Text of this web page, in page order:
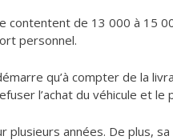
de 13 000 à 15
personnel.
qu’à compter de la
l’achat du véhicule et le
plusieurs années. De plus,